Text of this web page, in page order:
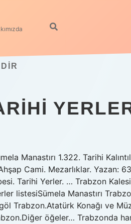
Manastırı 1.322. Tarihi
Cami. Mezarlıklar. Yazan:
Tarihi Yerler. … Trabzon
listesiSümela Manastırı
Trabzon.Atatürk Konağı ve
öğeler… Trabzonda